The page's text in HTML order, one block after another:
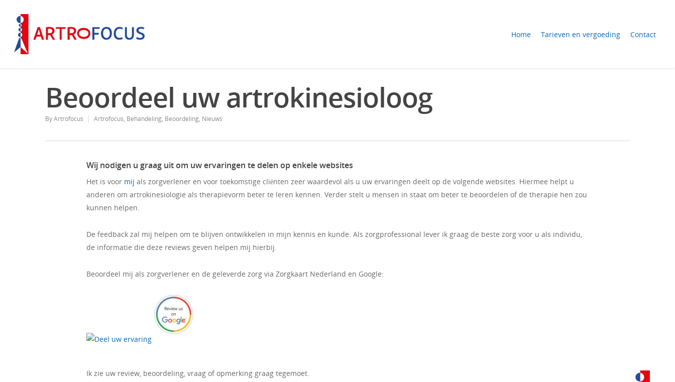
Home Tarieven en vergoeding Contact
Beoordeel uw artrokinesioloog
ByArtrofocus Artrofocus, Behandeling, Beoordeling, Nieuws
Wij nodigen u graag uit om uw ervaringen te delen op enkele websites
Het is voor mij als zorgverlener en voor toekomstige cliënten zeer waardevol als u uw ervaringen deelt op de volgende websites. Hiermee helpt u
anderen om artrokinesiologie als therapievorm beter te leren kennen. Verder stelt u mensen in staat om beter te beoordelen of de therapie hen zou
kunnen helpen.
De feedback zal mij helpen om te blijven ontwikkelen in mijn kennis en kunde. Als zorgprofessional lever ik graag de beste zorg voor u als individu,
de informatie die deze reviews geven helpen mij hierbij.
Beoordeel mij als zorgverlener en de geleverde zorg via Zorgkaart Nederland en Google:
Ik zie uw review, beoordeling, vraag of opmerking graag tegemoet.